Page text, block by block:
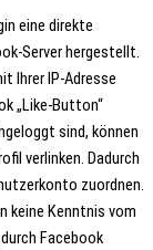
eine direkte
Server hergestellt.
Ihrer IP-Adresse
„Like-Button“
sind, können
verlinken. Dadurch
zuordnen.
keine Kenntnis vom
Facebook